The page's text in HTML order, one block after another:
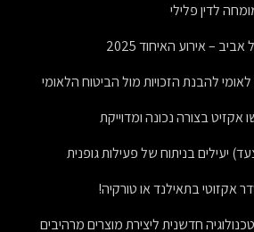
לדין פלילי
– אירוע האיחוד 2025
לאומי להבנת הזכויות מול הביטוח הלאומי
בצורה נכונה ומדוייקת
יעילים בניתוח של פעילות גופנית
אקזוטי בתאילנד או טורקיה!
חדשנית ליצירת מוצרים מרהיבים